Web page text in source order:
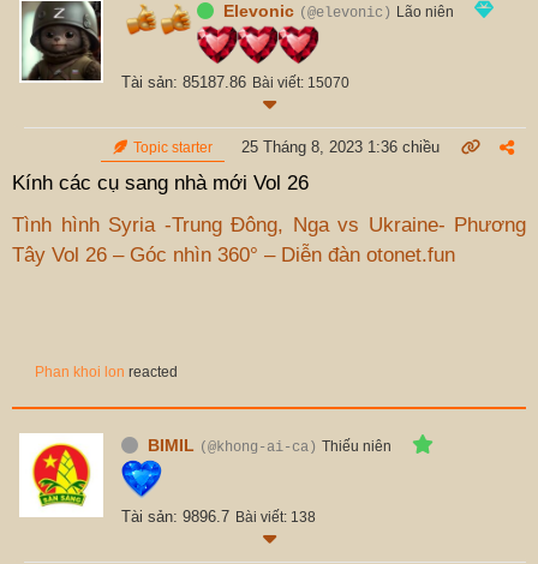
Elevonic (@elevonic) Lão niên
Tài sản: 85187.86 Bài viết: 15070
Topic starter 25 Tháng 8, 2023 1:36 chiều
Kính các cụ sang nhà mới Vol 26
Tình hình Syria -Trung Đông, Nga vs Ukraine- Phương
Tây Vol 26 – Góc nhìn 360° – Diễn đàn otonet.fun
Phan khoi lon reacted
BIMIL (@khong-ai-ca) Thiếu niên
Tài sản: 9896.7 Bài viết: 138